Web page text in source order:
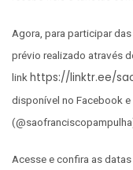
Agora, para participar
prévio realizado através
link https://linktr.ee/
disponível no Facebook
Acesse e confira as